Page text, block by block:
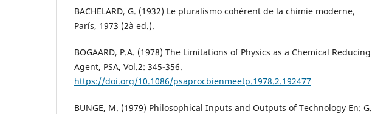
BACHELARD, G. (1932) Le pluralismo cohérent de la chimie moderne,
París, 1973 (2à ed.).
BOGAARD, P.A. (1978) The Limitations of Physics as a Chemical Reducing
Agent, PSA, Vol.2: 345-356.
https://doi.org/10.1086/psaprocbienmeetp.1978.2.192477
BUNGE, M. (1979) Philosophical Inputs and Outputs of Technology En: G.